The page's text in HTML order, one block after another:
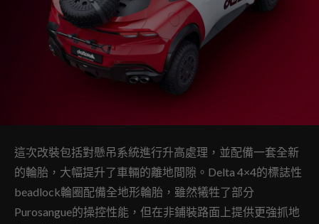
這次改裝包括對懸吊系統進行升高處理，並配備一套全新
的輪胎，大幅提升了車輛的離地間隙。Delta 4×4的標誌性
beadlock輪圈配備全地形輪胎，雖然犧牲了部分
Purosangue的操控性能，但在非鋪裝路面上提供更強抓地